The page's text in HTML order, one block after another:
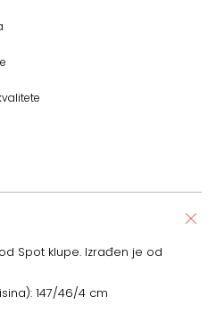
Spot klupe. Izrađen je od
147/46/4 cm